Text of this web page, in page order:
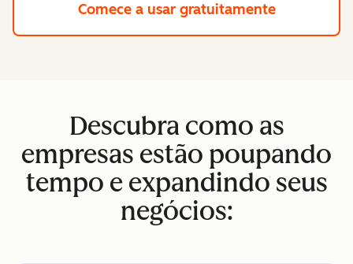
Comece a usar gratuitamente
Descubra como as
empresas estão poupando
tempo e expandindo seus
negócios: